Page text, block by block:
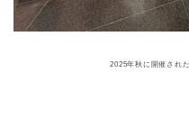
2025年秋に開催され